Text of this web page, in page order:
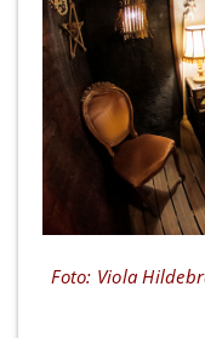
Foto: Viola